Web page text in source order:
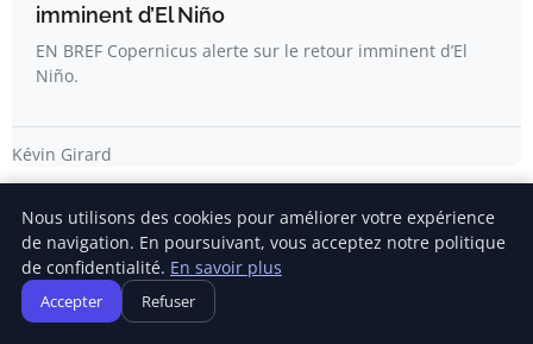
imminent d’El Niño
EN BREF Copernicus alerte sur le retour imminent d’El
Niño.
Kévin Girard
Nous utilisons des cookies pour améliorer votre expérience
de navigation. En poursuivant, vous acceptez notre politique
de confidentialité. En savoir plus
Accepter Refuser